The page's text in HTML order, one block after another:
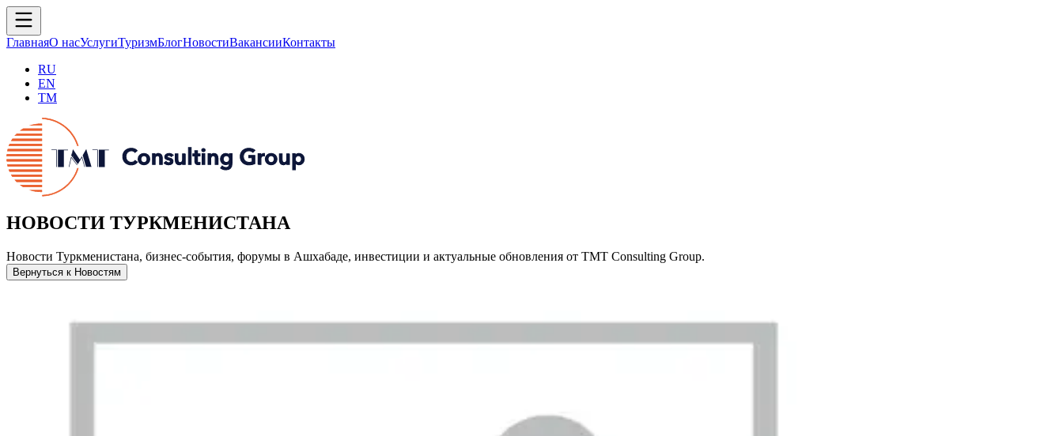
ГлавнаяО насУслугиТуризмБлогНовостиВакансииКонтакты
RU
EN
TM
НОВОСТИ ТУРКМЕНИСТАНА
Новости Туркменистана, бизнес-события, форумы в Ашхабаде, инвестиции и актуальные обновления от TMT Consulting Group.
Вернуться к Новостям